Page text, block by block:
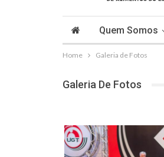
Quem Somos
Home Galeria de Fotos
Galeria De Fotos